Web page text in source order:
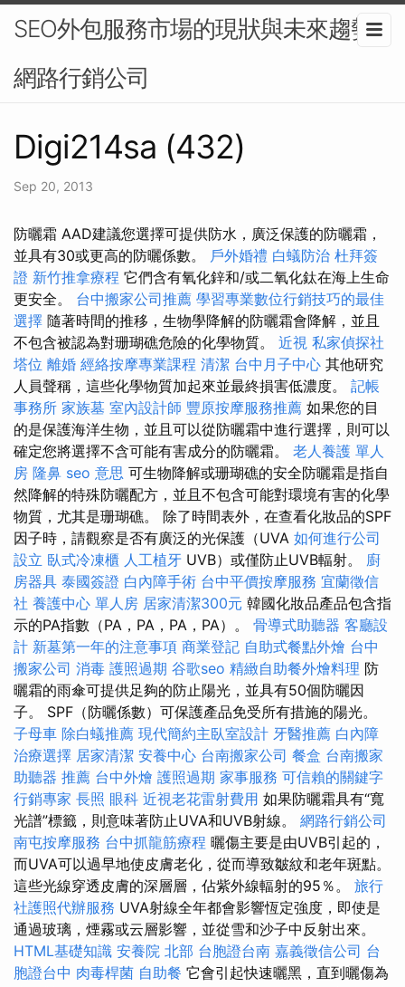
SEO外包服務市場的現狀與未來趨勢-
網路行銷公司
Digi214sa (432)
Sep 20, 2013
防曬霜 AAD建議您選擇可提供防水，廣泛保護的防曬霜，
並具有30或更高的防曬係數。 戶外婚禮 白蟻防治 杜拜簽
證 新竹推拿療程 它們含有氧化鋅和/或二氧化鈦在海上生命
更安全。 台中搬家公司推薦 學習專業數位行銷技巧的最佳
選擇 隨著時間的推移，生物學降解的防曬霜會降解，並且
不包含被認為對珊瑚礁危險的化學物質。 近視 私家偵探社
塔位 離婚 經絡按摩專業課程 清潔 台中月子中心 其他研究
人員聲稱，這些化學物質加起來並最終損害低濃度。 記帳
事務所 家族墓 室內設計師 豐原按摩服務推薦 如果您的目
的是保護海洋生物，並且可以從防曬霜中進行選擇，則可以
確定您將選擇不含可能有害成分的防曬霜。 老人養護 單人
房 隆鼻 seo 意思 可生物降解或珊瑚礁的安全防曬霜是指自
然降解的特殊防曬配方，並且不包含可能對環境有害的化學
物質，尤其是珊瑚礁。 除了時間表外，在查看化妝品的SPF
因子時，請觀察是否有廣泛的光保護（UVA 如何進行公司
設立 臥式冷凍櫃 人工植牙 UVB）或僅防止UVB輻射。 廚
房器具 泰國簽證 白內障手術 台中平價按摩服務 宜蘭徵信
社 養護中心 單人房 居家清潔300元 韓國化妝品產品包含指
示的PA指數（PA，PA，PA，PA）。 骨導式助聽器 客廳設
計 新墓第一年的注意事項 商業登記 自助式餐點外燴 台中
搬家公司 消毒 護照過期 谷歌seo 精緻自助餐外燴料理 防
曬霜的雨傘可提供足夠的防止陽光，並具有5​​0個防曬因
子。 SPF（防曬係數）可保護產品免受所有措施的陽光。
子母車 除白蟻推薦 現代簡約主臥室設計 牙醫推薦 白內障
治療選擇 居家清潔 安養中心 台南搬家公司 餐盒 台南搬家
助聽器 推薦 台中外燴 護照過期 家事服務 可信賴的關鍵字
行銷專家 長照 眼科 近視老花雷射費用 如果防曬霜具有“寬
光譜”標籤，則意味著防止UVA和UVB射線。 網路行銷公司
南屯按摩服務 台中抓龍筋療程 曬傷主要是由UVB引起的，
而UVA可以過早地使皮膚老化，從而導致皺紋和老年斑點。
這些光線穿透皮膚的深層層，佔紫外線輻射的95％。 旅行
社護照代辦服務 UVA射線全年都會影響恆定強度，即使是
通過玻璃，煙霧或云層影響，並從雪和沙子中反射出來。
HTML基礎知識 安養院 北部 台胞證台南 嘉義徵信公司 台
胞證台中 肉毒桿菌 自助餐 它會引起快速曬黑，直到曬傷為